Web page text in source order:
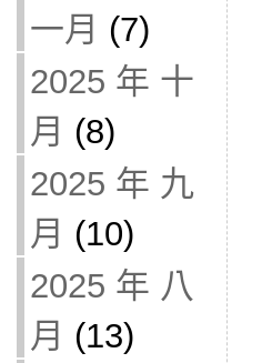
一月 (7)
2025 年 十
月 (8)
2025 年 九
月 (10)
2025 年 八
月 (13)